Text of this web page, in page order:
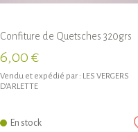
Confiture de Quetsches 320grs
6,00 €
Vendu et expédié par : LES VERGERS
D'ARLETTE
En stock